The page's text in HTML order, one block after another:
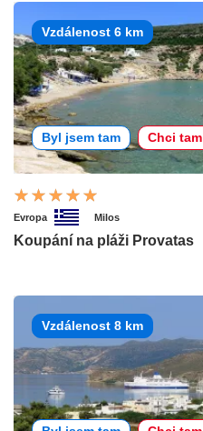
Vzdálenost 6 km
Byl jsem tam Chci tam
Evropa Milos
Koupání na pláži Provatas
Vzdálenost 8 km